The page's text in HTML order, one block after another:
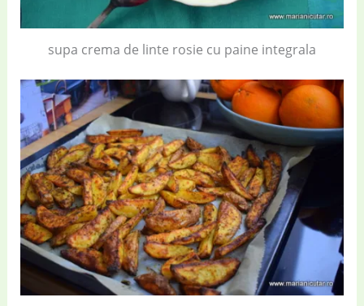
supa crema de linte rosie cu paine integrala